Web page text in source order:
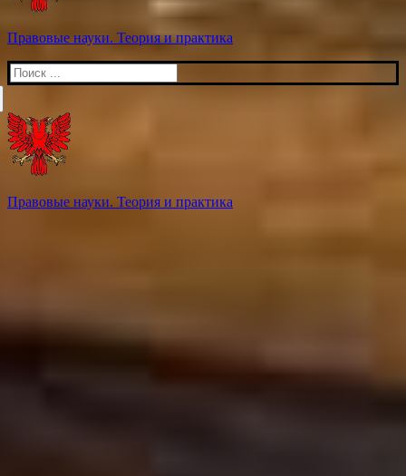
Правовые науки. Теория и практика
Искать:
Правовые науки. Теория и практика